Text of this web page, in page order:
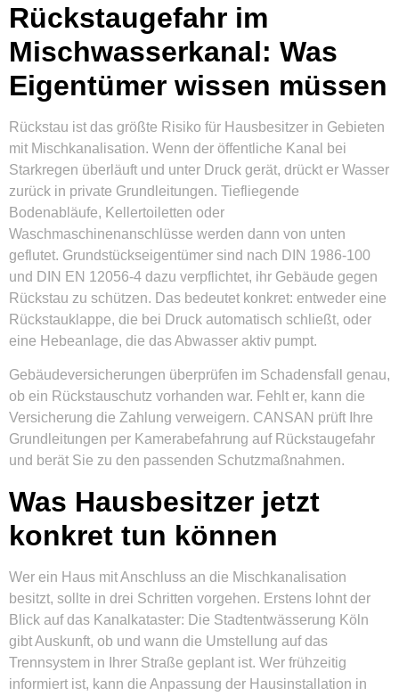
Rückstaugefahr im
Mischwasserkanal: Was
Eigentümer wissen müssen
Rückstau ist das größte Risiko für Hausbesitzer in Gebieten
mit Mischkanalisation. Wenn der öffentliche Kanal bei
Starkregen überläuft und unter Druck gerät, drückt er Wasser
zurück in private Grundleitungen. Tiefliegende
Bodenabläufe, Kellertoiletten oder
Waschmaschinenanschlüsse werden dann von unten
geflutet. Grundstückseigentümer sind nach DIN 1986-100
und DIN EN 12056-4 dazu verpflichtet, ihr Gebäude gegen
Rückstau zu schützen. Das bedeutet konkret: entweder eine
Rückstauklappe, die bei Druck automatisch schließt, oder
eine Hebeanlage, die das Abwasser aktiv pumpt.
Gebäudeversicherungen überprüfen im Schadensfall genau,
ob ein Rückstauschutz vorhanden war. Fehlt er, kann die
Versicherung die Zahlung verweigern. CANSAN prüft Ihre
Grundleitungen per Kamerabefahrung auf Rückstaugefahr
und berät Sie zu den passenden Schutzmaßnahmen.
Was Hausbesitzer jetzt
konkret tun können
Wer ein Haus mit Anschluss an die Mischkanalisation
besitzt, sollte in drei Schritten vorgehen. Erstens lohnt der
Blick auf das Kanalkataster: Die Stadtentwässerung Köln
gibt Auskunft, ob und wann die Umstellung auf das
Trennsystem in Ihrer Straße geplant ist. Wer frühzeitig
informiert ist, kann die Anpassung der Hausinstallation in